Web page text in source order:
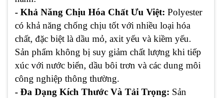
- Khả Năng Chịu Hóa Chất Ưu Việt: Polyester
có khả năng chống chịu tốt với nhiều loại hóa
chất, đặc biệt là dầu mỏ, axit yếu và kiềm yếu.
Sản phẩm không bị suy giảm chất lượng khi tiếp
xúc với nước biển, dầu bôi trơn và các dung môi
công nghiệp thông thường.
- Đa Dạng Kích Thước Và Tải Trọng: Sản